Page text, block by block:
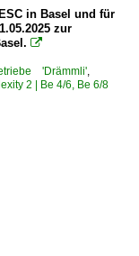
in Basel und für
zur

'Drämmli',
2 | Be 4/6, Be 6/8